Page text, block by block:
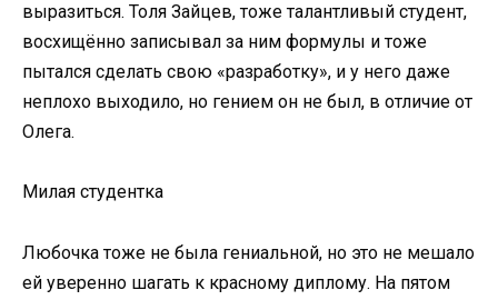
выразиться. Толя Зайцев, тоже талантливый студент,
восхищённо записывал за ним формулы и тоже
пытался сделать свою «разработку», и у него даже
неплохо выходило, но гением он не был, в отличие от
Олега.
Милая студентка
Любочка тоже не была гениальной, но это не мешало
ей уверенно шагать к красному диплому. На пятом